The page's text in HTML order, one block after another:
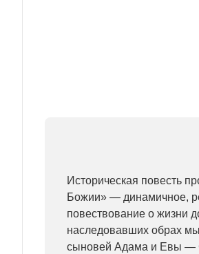
Историческая повесть
Божии» — динамичное,
повествование о жизни
наследовавших обрах
сыновей Адама и Евы —